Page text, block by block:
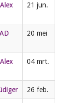
21 jun.
20 mei
04 mrt.
26 feb.